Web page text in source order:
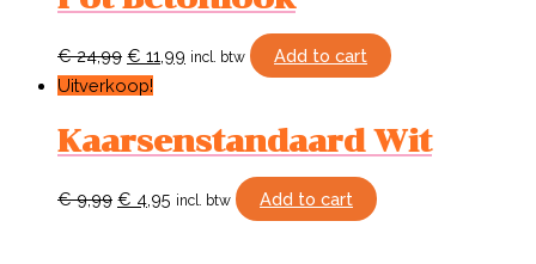
€24,99 € 11,99 incl. btw
Add to cart
Uitverkoop!
Kaarsenstandaard Wit
€9,99 € 4,95 incl. btw Add to cart